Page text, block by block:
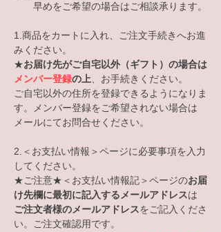
​ 早めをご希望の場合はご相談承ります。
1.商品をカートに入れ、ご注文手続きへお進
みください。
★お届け先がご自宅以外（ギフト）の場合は
メンバー登録の上 、お手続きください。
ご自宅以外の住所を登録できるようになりま
す。メンバー登録をご希望されない場合は
メールにてお問合せください。
2.＜お支払い情報＞ページに必要事項を入力
してください。
​★ご注意★＜お支払い情報記＞ページのお届
け先欄に最初に記入する メールアドレスは
ご注文者様のメールアドレスをご記入くださ
い。
ご注文確認用です。